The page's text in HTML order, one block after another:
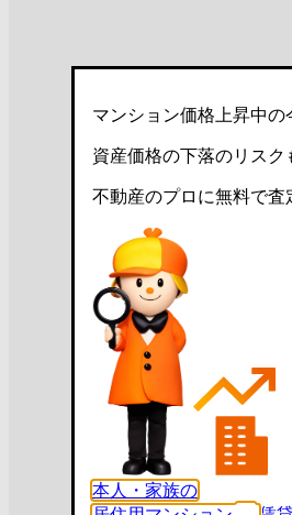
マンション価格上昇中の
資産価格の下落のリスク
不動産のプロに無料で査
本人・家族の